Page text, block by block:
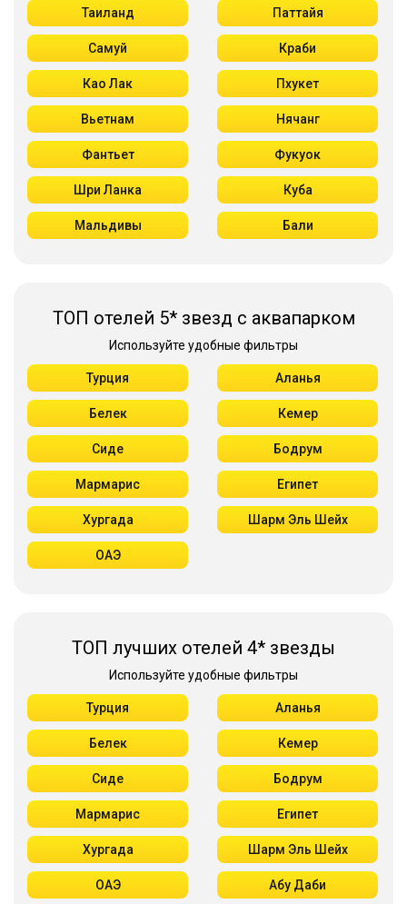
Таиланд Паттайя
Самуй Краби
Као Лак Пхукет
Вьетнам Нячанг
Фантьет Фукуок
Шри Ланка Куба
Мальдивы Бали
ТОП отелей 5* звезд с аквапарком
Используйте удобные фильтры
Турция Аланья
Белек Кемер
Сиде Бодрум
Мармарис Египет
Хургада Шарм Эль Шейх
ОАЭ
ТОП лучших отелей 4* звезды
Используйте удобные фильтры
Турция Аланья
Белек Кемер
Сиде Бодрум
Мармарис Египет
Хургада Шарм Эль Шейх
ОАЭ Абу Даби